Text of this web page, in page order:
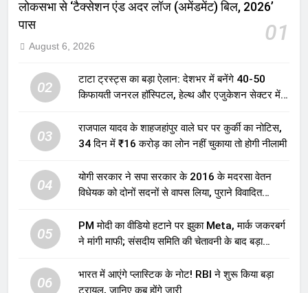
लोकसभा से ‘टैक्सेशन एंड अदर लॉज (अमेंडमेंट) बिल, 2026’
पास
01
August 6, 2026
02
टाटा ट्रस्ट्स का बड़ा ऐलान: देशभर में बनेंगे 40-50
किफायती जनरल हॉस्पिटल, हेल्थ और एजुकेशन सेक्टर में
03
राजपाल यादव के शाहजहांपुर वाले घर पर कुर्की का नोटिस,
34 दिन में ₹16 करोड़ का लोन नहीं चुकाया तो होगी नीलामी
04
योगी सरकार ने सपा सरकार के 2016 के मदरसा वेतन
विधेयक को दोनों सदनों से वापस लिया, पुराने विवादित
05
PM मोदी का वीडियो हटाने पर झुका Meta, मार्क जकरबर्ग
ने मांगी माफी; संसदीय समिति की चेतावनी के बाद बड़ा
06
भारत में आएंगे प्लास्टिक के नोट! RBI ने शुरू किया बड़ा
ट्रायल, जानिए कब होंगे जारी